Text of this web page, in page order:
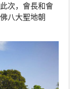
次，會長和會
八大聖地朝